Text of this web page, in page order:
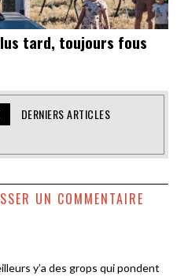
tard, toujours fous
DERNIERS ARTICLES
UN COMMENTAIRE
y’a des grops qui pondent